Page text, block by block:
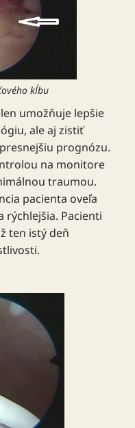
kĺbu
umožňuje lepšie
ale aj zistiť
prognózu.
na monitore
traumou.
pacienta oveľa
rýchlejšia. Pacienti
ten istý deň